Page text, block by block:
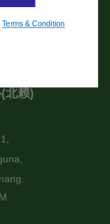
北赖)
Terms & Condition